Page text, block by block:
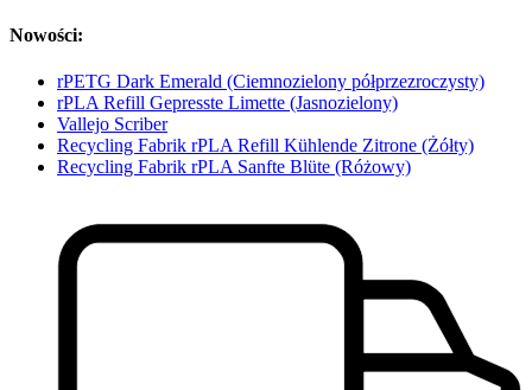
Nowości:
rPETG Dark Emerald (Ciemnozielony półprzezroczysty)
rPLA Refill Gepresste Limette (Jasnozielony)
Vallejo Scriber
Recycling Fabrik rPLA Refill Kühlende Zitrone (Żółty)
Recycling Fabrik rPLA Sanfte Blüte (Różowy)